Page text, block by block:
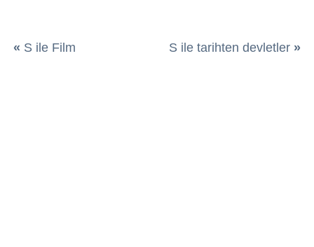
« S ile Film S ile tarihten devletler »